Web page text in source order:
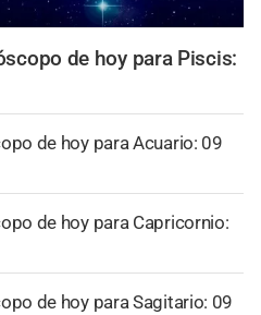
de hoy para Piscis:
de hoy para Acuario: 09
de hoy para Capricornio:
de hoy para Sagitario: 09